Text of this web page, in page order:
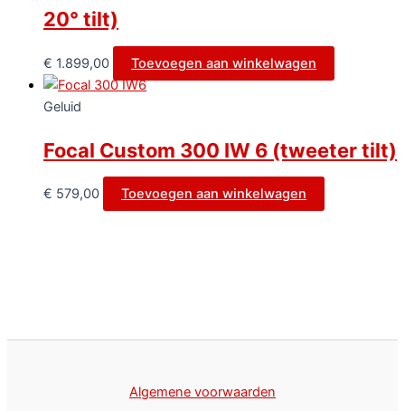
20° tilt)
€ 1.899,00 Toevoegen aan winkelwagen
Geluid
Focal Custom 300 IW 6 (tweeter tilt)
€ 579,00 Toevoegen aan winkelwagen
Algemene voorwaarden